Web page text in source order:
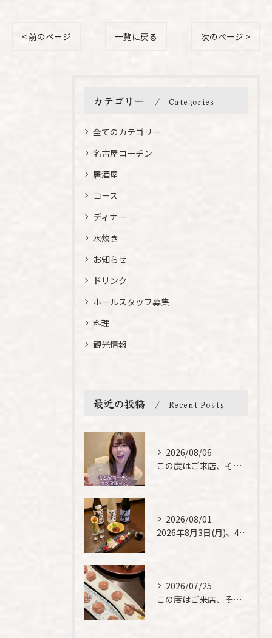
< 前のページ 一覧に戻る 次のページ >
カテゴリー Categories
全てのカテゴリー
名古屋コーチン
居酒屋
コース
ディナー
水炊き
お知らせ
ドリンク
ホールスタッフ募集
料理
観光情報
最近の投稿 Recent Posts
2026/08/06
この度はご来店、そして素敵なご紹介誠にありがとうございます✨...
2026/08/01
2026年8月3日(月)、4日(火)は、臨時休業させて頂きま...
2026/07/25
この度はご来店、そして素敵なご紹介誠にありがとうございます✨...